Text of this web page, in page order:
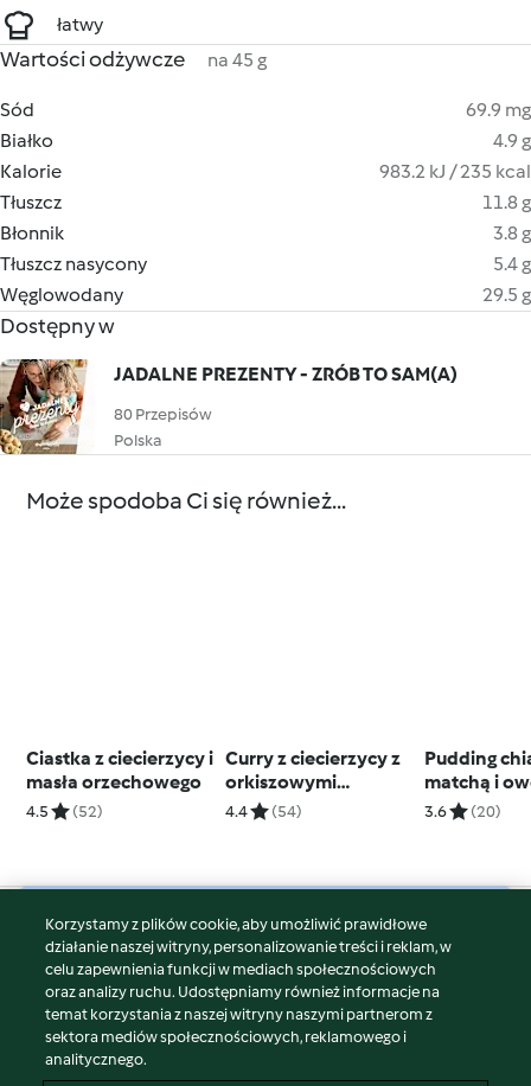
łatwy
Wartości odżywcze na 45 g
Sód
69.9 mg
Białko
4.9 g
Kalorie
983.2 kJ / 235 kcal
Tłuszcz
11.8 g
Błonnik
3.8 g
Tłuszcz nasycony
5.4 g
Węglowodany
29.5 g
Dostępny w
JADALNE PREZENTY - ZRÓB TO SAM(A)
80 Przepisów
Polska
Może spodoba Ci się również...
Ciastka z ciecierzycy i
masła orzechowego
4.5 (52)
Curry z ciecierzycy z
orkiszowymi
podpłomykami
4.4 (54)
Pudding
matchą i
3.6 (20)
© Copyright 2026
Warunki korzystania
Polityka prywatności
Disclaimer
Znak wydawcy
Korzystamy z plików cookie, aby umożliwić prawidłowe
działanie naszej witryny, personalizowanie treści i reklam, w
celu zapewnienia funkcji w mediach społecznościowych
oraz analizy ruchu. Udostępniamy również informacje na
temat korzystania z naszej witryny naszymi partnerom z
sektora mediów społecznościowych, reklamowego i
analitycznego.